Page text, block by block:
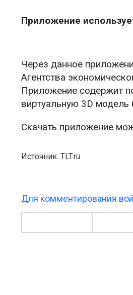
Приложение
Через данное
Агентства
Приложение содержит
виртуальную 3D модель
Скачать приложение
Источник: TLT.ru
Для комментирования